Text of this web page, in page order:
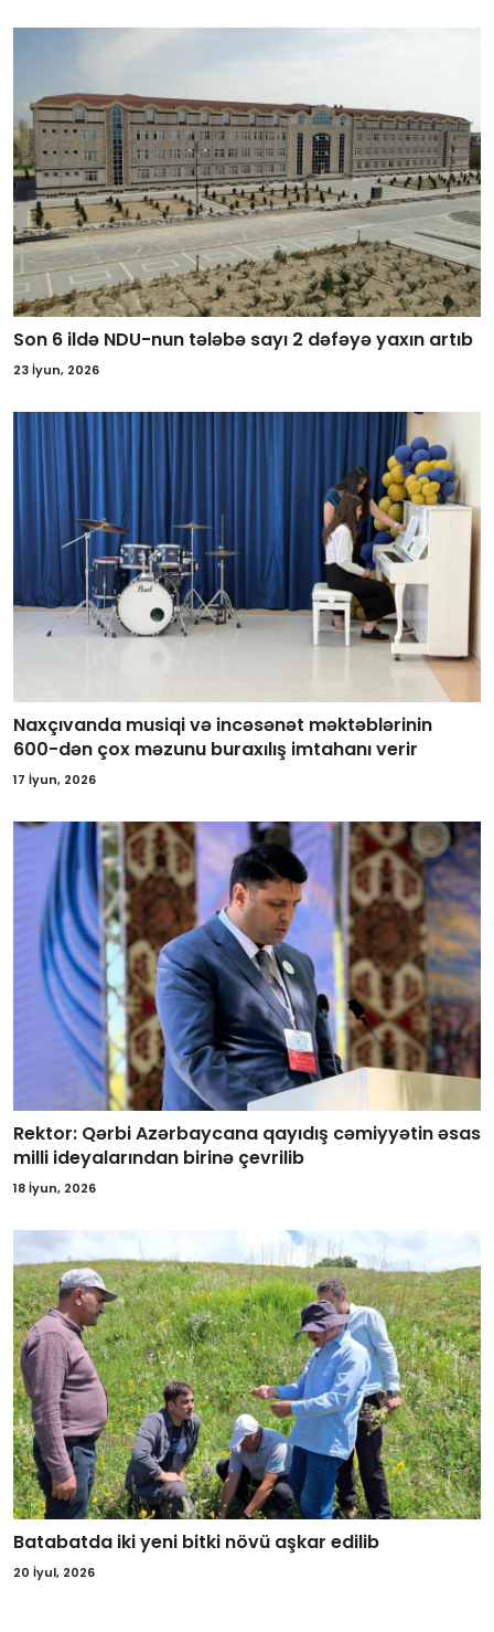
Son 6 ildə NDU-nun tələbə sayı 2 dəfəyə yaxın artıb
23 İyun, 2026
Naxçıvanda musiqi və incəsənət məktəblərinin
600-dən çox məzunu buraxılış imtahanı verir
17 İyun, 2026
Rektor: Qərbi Azərbaycana qayıdış cəmiyyətin əsas
milli ideyalarından birinə çevrilib
18 İyun, 2026
Batabatda iki yeni bitki növü aşkar edilib
20 İyul, 2026